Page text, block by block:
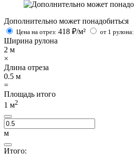
Дополнительно может понадобиться
Цена на отрез: 418 ₽/м² от 1 рулона:
Ширина рулона
2 м
×
Длина отреза
0.5 м
=
Площадь итого
1 м2
м
Итого: